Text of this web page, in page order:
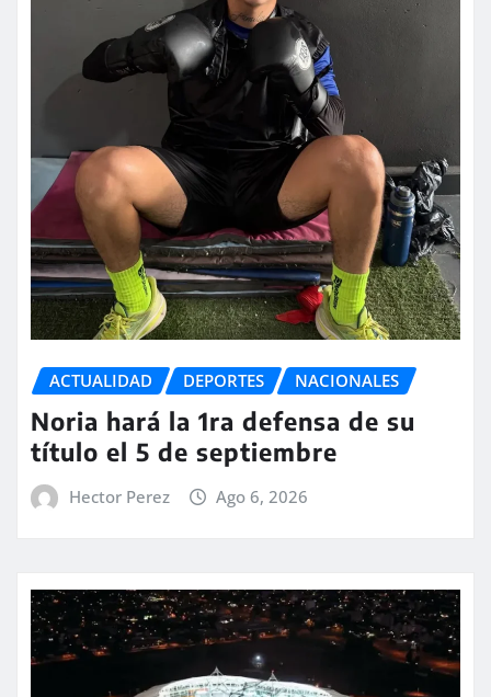
ACTUALIDAD DEPORTES NACIONALES
Noria hará la 1ra defensa de su
título el 5 de septiembre
Hector Perez Ago 6, 2026